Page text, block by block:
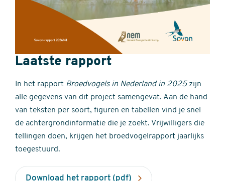
Laatste rapport
In het rapport Broedvogels in Nederland in 2025 zijn
alle gegevens van dit project samengevat. Aan de hand
van teksten per soort, figuren en tabellen vind je snel
de achtergrondinformatie die je zoekt. Vrijwilligers die
tellingen doen, krijgen het broedvogelrapport jaarlijks
toegestuurd.
Download het rapport (pdf)